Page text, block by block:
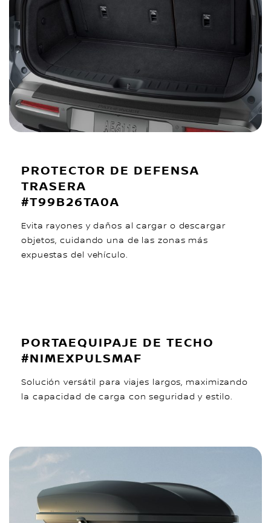
PROTECTOR DE DEFENSA
TRASERA
#T99B26TA0A
Evita rayones y daños al cargar o descargar
objetos, cuidando una de las zonas más
expuestas del vehículo.
PORTAEQUIPAJE DE TECHO
#NIMEXPULSMAF
Solución versátil para viajes largos, maximizando
la capacidad de carga con seguridad y estilo.